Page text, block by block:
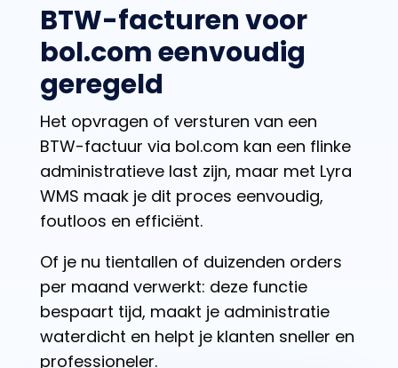
BTW-facturen voor
bol.com eenvoudig
geregeld
Het opvragen of versturen van een
BTW-factuur via bol.com kan een flinke
administratieve last zijn, maar met Lyra
WMS maak je dit proces eenvoudig,
foutloos en efficiënt.
Of je nu tientallen of duizenden orders
per maand verwerkt: deze functie
bespaart tijd, maakt je administratie
waterdicht en helpt je klanten sneller en
professioneler.